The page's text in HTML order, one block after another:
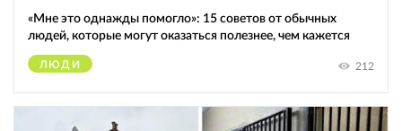
«Мне это однажды помогло»: 15 советов от обычных
людей, которые могут оказаться полезнее, чем кажется
ЛЮДИ 212